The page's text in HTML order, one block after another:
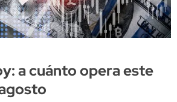
a cuánto opera este